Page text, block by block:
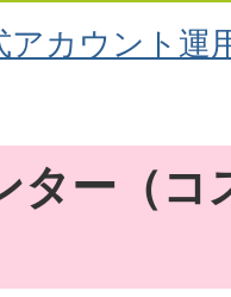
アカウント運
ター（コ